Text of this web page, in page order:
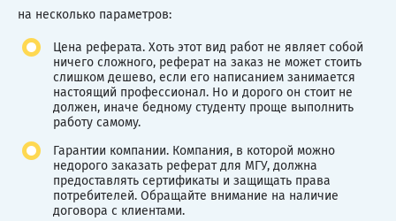
на несколько параметров:
Цена реферата. Хоть этот вид работ не являет собой
ничего сложного, реферат на заказ не может стоить
слишком дешево, если его написанием занимается
настоящий профессионал. Но и дорого он стоит не
должен, иначе бедному студенту проще выполнить
работу самому.
Гарантии компании. Компания, в которой можно
недорого заказать реферат для МГУ, должна
предоставлять сертификаты и защищать права
потребителей. Обращайте внимание на наличие
договора с клиентами.